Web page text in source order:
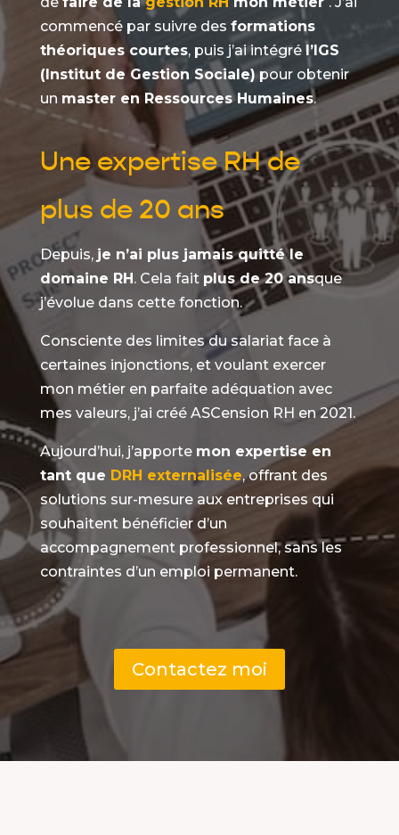
commencé par suivre des formations
théoriques courtes, puis j’ai intégré l’IGS
(Institut de Gestion Sociale)pour obtenir
un master en Ressources Humaines.
Une expertise RH de
plus de 20 ans
Depuis, je n’ai plus jamais quitté le
domaine RH. Cela fait plus de 20 ansque
j’évolue dans cette fonction.
Consciente des limites du salariat face à
certaines injonctions, et voulant exercer
mon métier en parfaite adéquation avec
mes valeurs, j’ai créé ASCension RH en 2021.
Aujourd’hui, j’apporte mon expertise en
tant que DRH externalisée, offrant des
solutions sur-mesure aux entreprises qui
souhaitent bénéficier d’un
accompagnement professionnel, sans les
contraintes d’un emploi permanent.
Contactez moi